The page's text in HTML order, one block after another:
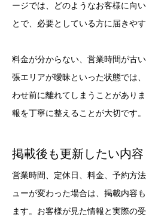
ージでは、どのようなお客様に向
とで、必要としている方に届きやす
料金が分からない、営業時間が古
張エリアが曖昧といった状態では
わせ前に離れてしまうことがあり
報を丁寧に整えることが大切です。
掲載後も更新したい内容
営業時間、定休日、料金、予約方
ューが変わった場合は、掲載内容
ます。お客様が見た情報と実際の